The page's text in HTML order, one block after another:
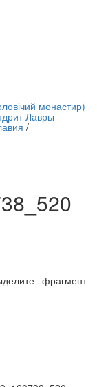
монастир)
Лавры
/
фрагмент